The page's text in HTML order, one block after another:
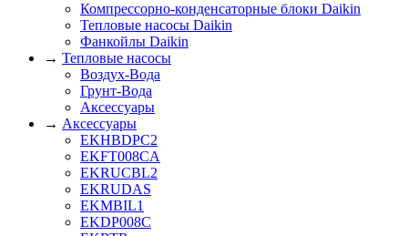
Компрессорно-конденсаторные блоки Daikin
Тепловые насосы Daikin
Фанкойлы Daikin
→ Тепловые насосы
Воздух-Вода
Грунт-Вода
Аксессуары
→ Аксессуары
EKHBDPC2
EKFT008CA
EKRUCBL2
EKRUDAS
EKMBIL1
EKDP008C